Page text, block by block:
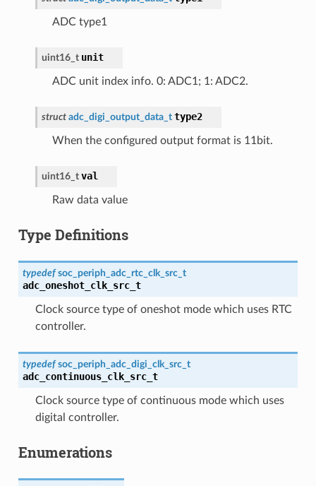
ADC type1
uint16_t unit
ADC unit index info. 0: ADC1; 1: ADC2.
struct adc_digi_output_data_t type2
When the configured output format is 11bit.
uint16_t val
Raw data value
Type Definitions
typedef soc_periph_adc_rtc_clk_src_t
adc_oneshot_clk_src_t
Clock source type of oneshot mode which uses RTC
controller.
typedef soc_periph_adc_digi_clk_src_t
adc_continuous_clk_src_t
Clock source type of continuous mode which uses
digital controller.
Enumerations